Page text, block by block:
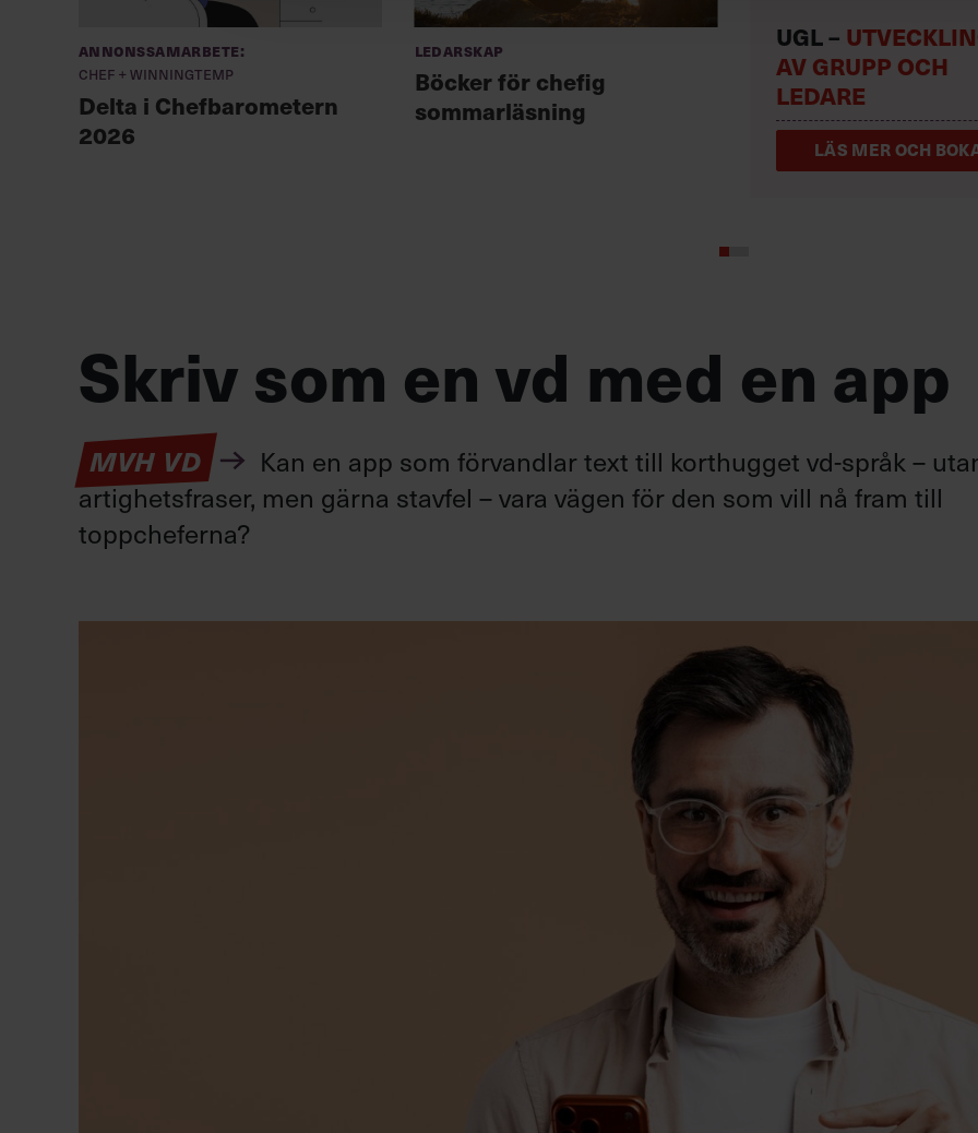
Annonssamarbete:
Chef + Winningtemp
Delta i Chefbarometern
2026
Ledarskap
Böcker för chefig
sommarläsning
UGL –
AV GRUPP OCH
LEDARE
LÄS MER OCH
Skriv som en vd med en app
MVH VD
Kan en app som förvandlar text till korthugget vd-språk –
artighetsfraser, men gärna stavfel – vara vägen för den som vill nå fram till
toppcheferna?